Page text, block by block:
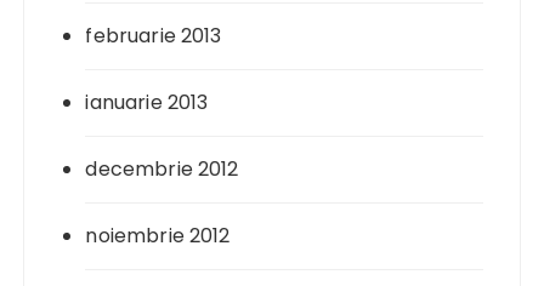
februarie 2013
ianuarie 2013
decembrie 2012
noiembrie 2012